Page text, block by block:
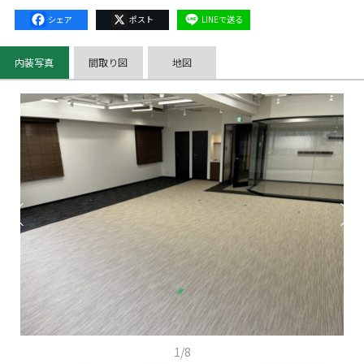
Facebook
X Line
内装写真 間取り図 地図
1/8